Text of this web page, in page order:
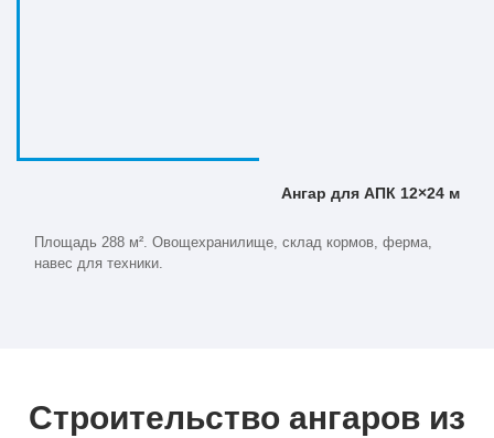
Ангар для АПК 12×24 м
Площадь 288 м². Овощехранилище, склад кормов, ферма,
навес для техники.
Строительство ангаров из